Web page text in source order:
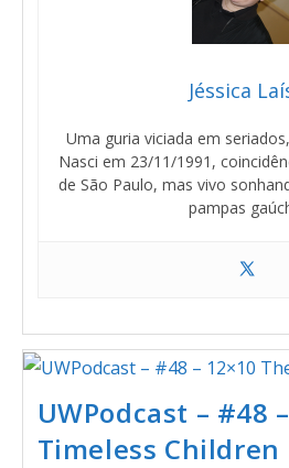
Jéssica
Uma guria viciada em
Nasci em 23/11/1991,
de São Paulo, mas vivo
pampas
UWPodcast – #48
Timeless Children